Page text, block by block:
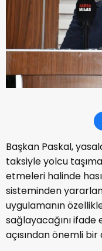
Başkan Paskal,
taksiyle yolcu
etmeleri halinde
sisteminden
uygulamanın
sağlayacağını
açısından önemli bir